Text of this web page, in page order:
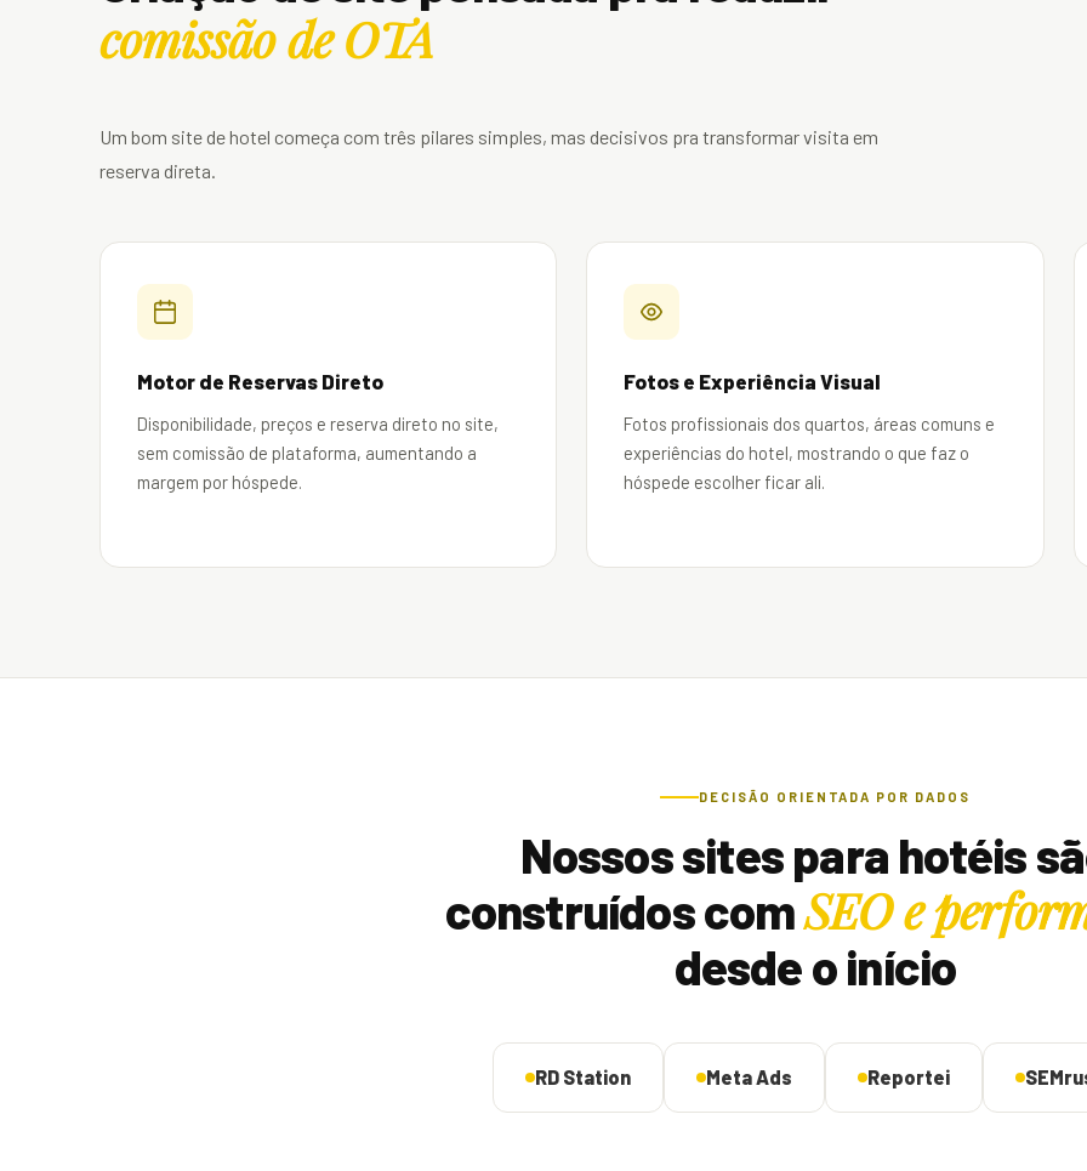
comissão de OTA
Um bom site de hotel começa com três pilares simples, mas decisivos pra transformar visita em
reserva direta.
Motor de Reservas Direto
Disponibilidade, preços e reserva direto no site,
sem comissão de plataforma, aumentando a
margem por hóspede.
Fotos e Experiência Visual
Fotos profissionais dos quartos, áreas comuns e
experiências do hotel, mostrando o que faz o
hóspede escolher ficar ali.
DECISÃO ORIENTADA POR DADOS
Nossos sites para hotéis
construídos comSEO e
desde o início
RD Station Meta Ads Reportei